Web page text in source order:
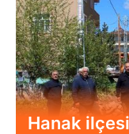
Hanak